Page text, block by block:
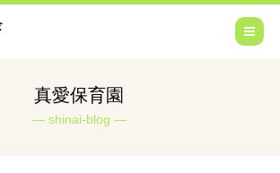
真愛保育園
shinai-blog